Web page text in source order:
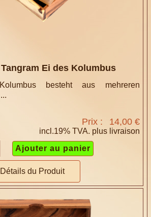
Ei des Kolumbus
besteht aus mehreren
Prix : 14,00 €
incl.19% TVA. plus livraison
Détails du Produit